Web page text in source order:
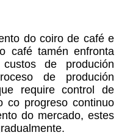
do coiro de café e
café tamén enfronta
de produción
de produción
require control de
co progreso continuo
do mercado, estes